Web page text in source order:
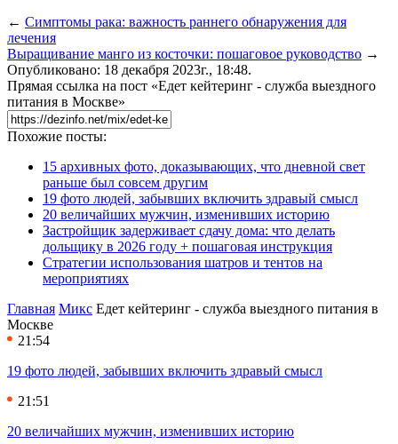
← Симптомы рака: важность раннего обнаружения для
лечения
Выращивание манго из косточки: пошаговое руководство →
Опубликовано: 18 декабря 2023г., 18:48.
Прямая ссылка на пост «Едет кейтеринг - служба выездного
питания в Москве»
Похожие посты:
15 архивных фото, доказывающих, что дневной свет
раньше был совсем другим
19 фото людей, забывших включить здравый смысл
20 величайших мужчин, изменивших историю
Застройщик задерживает сдачу дома: что делать
дольщику в 2026 году + пошаговая инструкция
Стратегии использования шатров и тентов на
мероприятиях
Главная Микс Едет кейтеринг - служба выездного питания в
Москве
21:54
19 фото людей, забывших включить здравый смысл
21:51
20 величайших мужчин, изменивших историю